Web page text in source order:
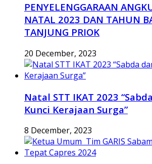
PENYELENGGARAAN
NATAL 2023 DAN TAHUN
TANJUNG PRIOK
20 December, 2023
Natal STT IKAT 2023
Kunci Kerajaan Surga”
8 December, 2023